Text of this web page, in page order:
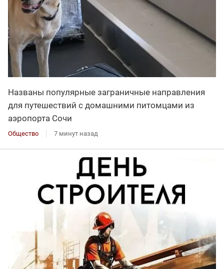
Названы популярные заграничные направления
для путешествий с домашними питомцами из
аэропорта Сочи
Общество 7 минут назад